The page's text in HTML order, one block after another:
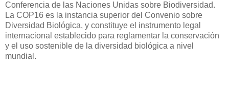
Conferencia de las Naciones Unidas sobre Biodiversidad.
La COP16 es la instancia superior del Convenio sobre
Diversidad Biológica, y constituye el instrumento legal
internacional establecido para reglamentar la conservación
y el uso sostenible de la diversidad biológica a nivel
mundial.